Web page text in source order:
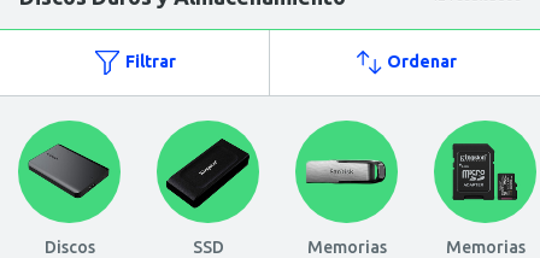
Filtrar Ordenar
Discos
SSD
Memorias
Memorias